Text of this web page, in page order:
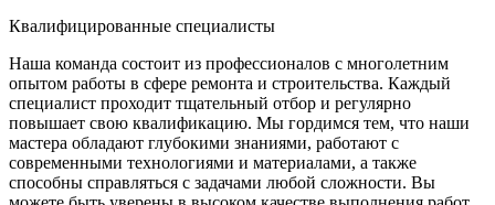
Квалифицированные специалисты
Наша команда состоит из профессионалов с многолетним
опытом работы в сфере ремонта и строительства. Каждый
специалист проходит тщательный отбор и регулярно
повышает свою квалификацию. Мы гордимся тем, что наши
мастера обладают глубокими знаниями, работают с
современными технологиями и материалами, а также
способны справляться с задачами любой сложности. Вы